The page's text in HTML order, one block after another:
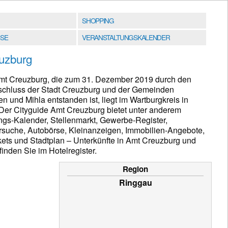
SHOPPING
VERANSTALTUNGSKALENDER
Creuzburg, die zum 31. Dezember 2019 durch den
der Stadt Creuzburg und der Gemeinden
und Mihla entstanden ist, liegt im Wartburgkreis in
Cityguide Amt Creuzburg bietet unter anderem
Kalender, Stellenmarkt, Gewerbe-Register,
Autobörse, Kleinanzeigen, Immobilien-Angebote,
und Stadtplan – Unterkünfte in Amt Creuzburg und
Sie im Hotelregister.
Region
Ringgau